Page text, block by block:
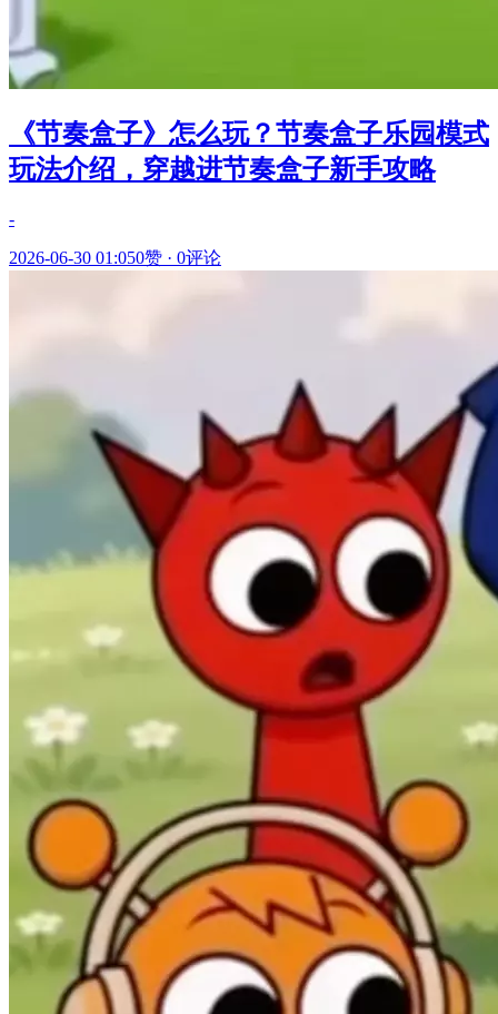
《节奏盒子》怎么玩？节奏盒子乐园模式
玩法介绍，穿越进节奏盒子新手攻略
-
2026-06-30 01:050赞 · 0评论